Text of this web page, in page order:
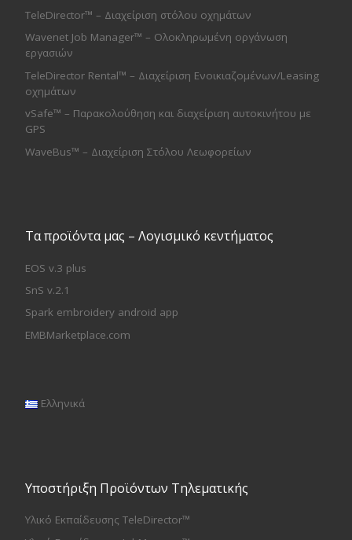
TeleDirector™ – Διαχείριση στόλου οχημάτων
Wavenet Job Manager™ – Ολοκληρωμένη οργάνωση
εργασιών
TeleDirector Rental™ – Διαχείριση Ενοικιαζομένων/Leasing
οχημάτων
vSafe™ – Παρακολούθηση και διαχείριση αυτοκινήτου με
GPS
WaveBus™ – Διαχείριση Στόλου Λεωφορείων
Τα προϊόντα μας – Λογισμικό κεντήματος
EOS v.3 plus
SnS v.2.1
Spark embroidery android app
EMBMarketplace.com
Ελληνικά
Υποστήριξη Προϊόντων Τηλεματικής
Υλικό Εκπαίδευσης TeleDirector™